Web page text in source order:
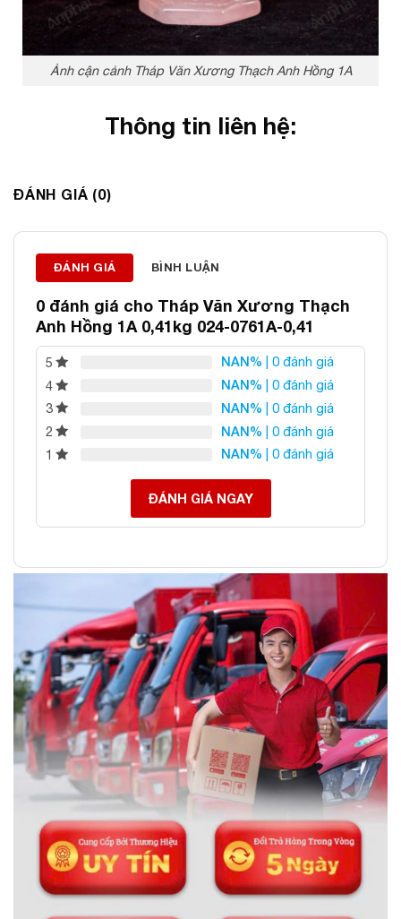
Ảnh cận cảnh Tháp Văn Xương Thạch Anh Hồng 1A
Thông tin liên hệ:
Email:daphongthuyanphat@gmail.com
ĐÁNH GIÁ (0)
ĐÁNH GIÁ BÌNH LUẬN
0 đánh giá cho Tháp Văn Xương Thạch
Anh Hồng 1A 0,41kg 024-0761A-0,41
5 NAN% | 0 đánh giá
4
NAN% | 0 đánh giá
3
NAN% | 0 đánh giá
2
NAN% | 0 đánh giá
1
NAN% | 0 đánh giá
ĐÁNH GIÁ NGAY